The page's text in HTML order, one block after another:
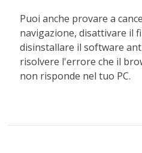
Puoi anche provare a
navigazione, disattivare il
disinstallare il software
risolvere l'errore che il
non risponde nel tuo PC.